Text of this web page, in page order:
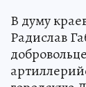
В думу
Радислав